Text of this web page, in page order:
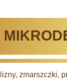
zmarszczki,